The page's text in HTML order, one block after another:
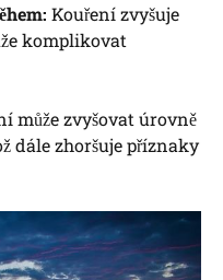
Kouření zvyšuje
komplikovat
může zvyšovat úrovně
dále zhoršuje příznaky